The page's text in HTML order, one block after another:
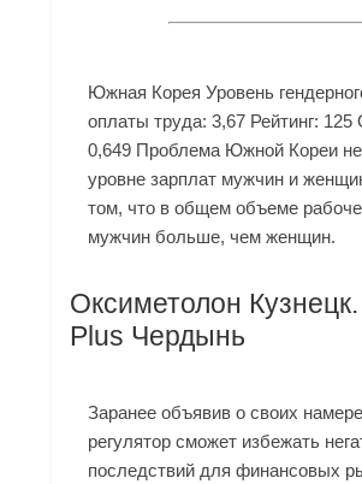
Южная Корея Уровень
оплаты труда: 3,67 Рейтинг:
0,649 Проблема Южной Кореи не
уровне зарплат мужчин и
том, что в общем объеме
мужчин больше, чем женщин.
Оксиметолон
Plus Чердынь
Заранее объявив о своих
регулятор сможет избежать
последствий для финансовых